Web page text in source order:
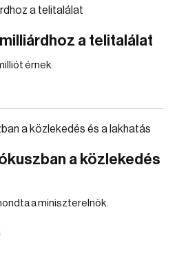
a telitalálat
érnek.
a közlekedés
a miniszterelnök.